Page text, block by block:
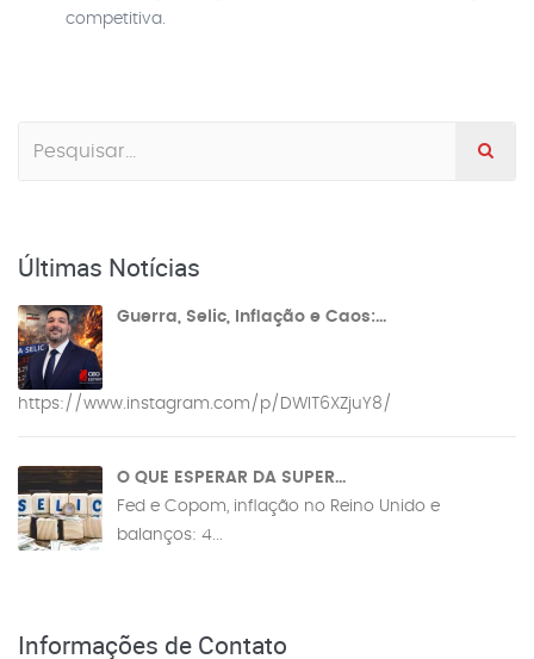
competitiva.
Últimas Notícias
Guerra, Selic, Inflação e Caos:...
https://www.instagram.com/p/DWIT6XZjuY8/
O QUE ESPERAR DA SUPER...
Fed e Copom, inflação no Reino Unido e
balanços: 4...
Informações de Contato